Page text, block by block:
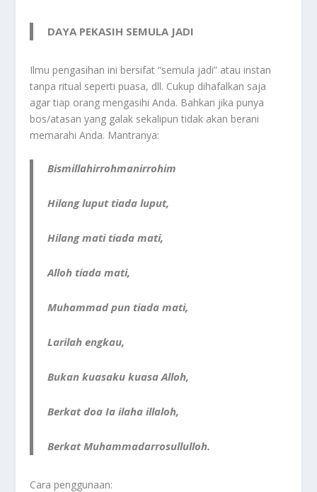
DAYA PEKASIH SEMULA JADI
Ilmu pengasihan ini bersifat “semula jadi” atau instan
tanpa ritual seperti puasa, dll. Cukup dihafalkan saja
agar tiap orang mengasihi Anda. Bahkan jika punya
bos/atasan yang galak sekalipun tidak akan berani
memarahi Anda. Mantranya:
Bismillahirrohmanirrohim
Hilang luput tiada luput,
Hilang mati tiada mati,
Alloh tiada mati,
Muhammad pun tiada mati,
Larilah engkau,
Bukan kuasaku kuasa Alloh,
Berkat doa Ia ilaha illaloh,
Berkat Muhammadarrosullulloh.
Cara penggunaan: